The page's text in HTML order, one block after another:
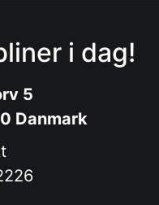
i dag!
5
Danmark